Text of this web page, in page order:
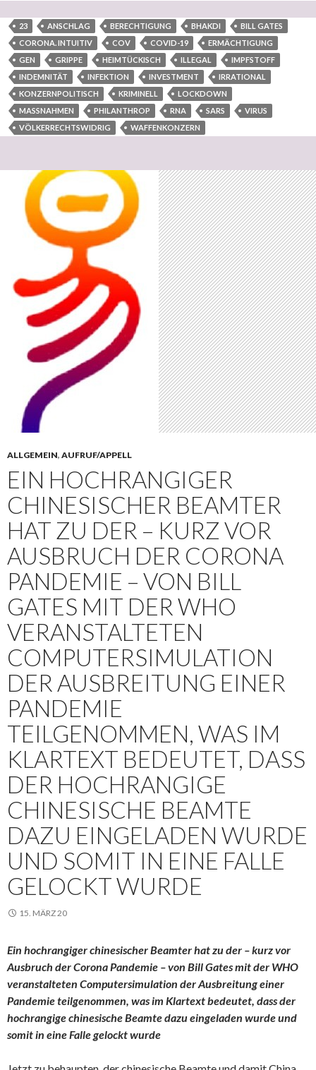
23 ANSCHLAG BERECHTIGUNG BHAKDI
BILL GATES
CORONA. INTUITIV
COV COVID-19
ERMÄCHTIGUNG
GEN
GRIPPE HEIMTÜCKISCH ILLEGAL
IMPFSTOFF
INDEMNITÄT
INFEKTION INVESTMENT
IRRATIONAL
KONZERNPOLITISCH
KRIMINELL
LOCKDOWN
MASSNAHMEN
PHILANTHROP RNA SARS
VIRUS
VÖLKERRECHTSWIDRIG
WAFFENKONZERN
ALLGEMEIN, AUFRUF/APPELL
EIN HOCHRANGIGER
CHINESISCHER BEAMTER
HAT ZU DER – KURZ VOR
AUSBRUCH DER CORONA
PANDEMIE – VON BILL
GATES MIT DER WHO
VERANSTALTETEN
COMPUTERSIMULATION
DER AUSBREITUNG EINER
PANDEMIE
TEILGENOMMEN, WAS IM
KLARTEXT BEDEUTET, DASS
DER HOCHRANGIGE
CHINESISCHE BEAMTE
DAZU EINGELADEN WURDE
UND SOMIT IN EINE FALLE
GELOCKT WURDE
15. MÄRZ 20
Ein hochrangiger chinesischer Beamter hat zu der – kurz vor
Ausbruch der Corona Pandemie – von Bill Gates mit der WHO
veranstalteten Computersimulation der Ausbreitung einer
Pandemie teilgenommen, was im Klartext bedeutet, dass der
hochrangige chinesische Beamte dazu eingeladen wurde und
somit in eine Falle gelockt wurde